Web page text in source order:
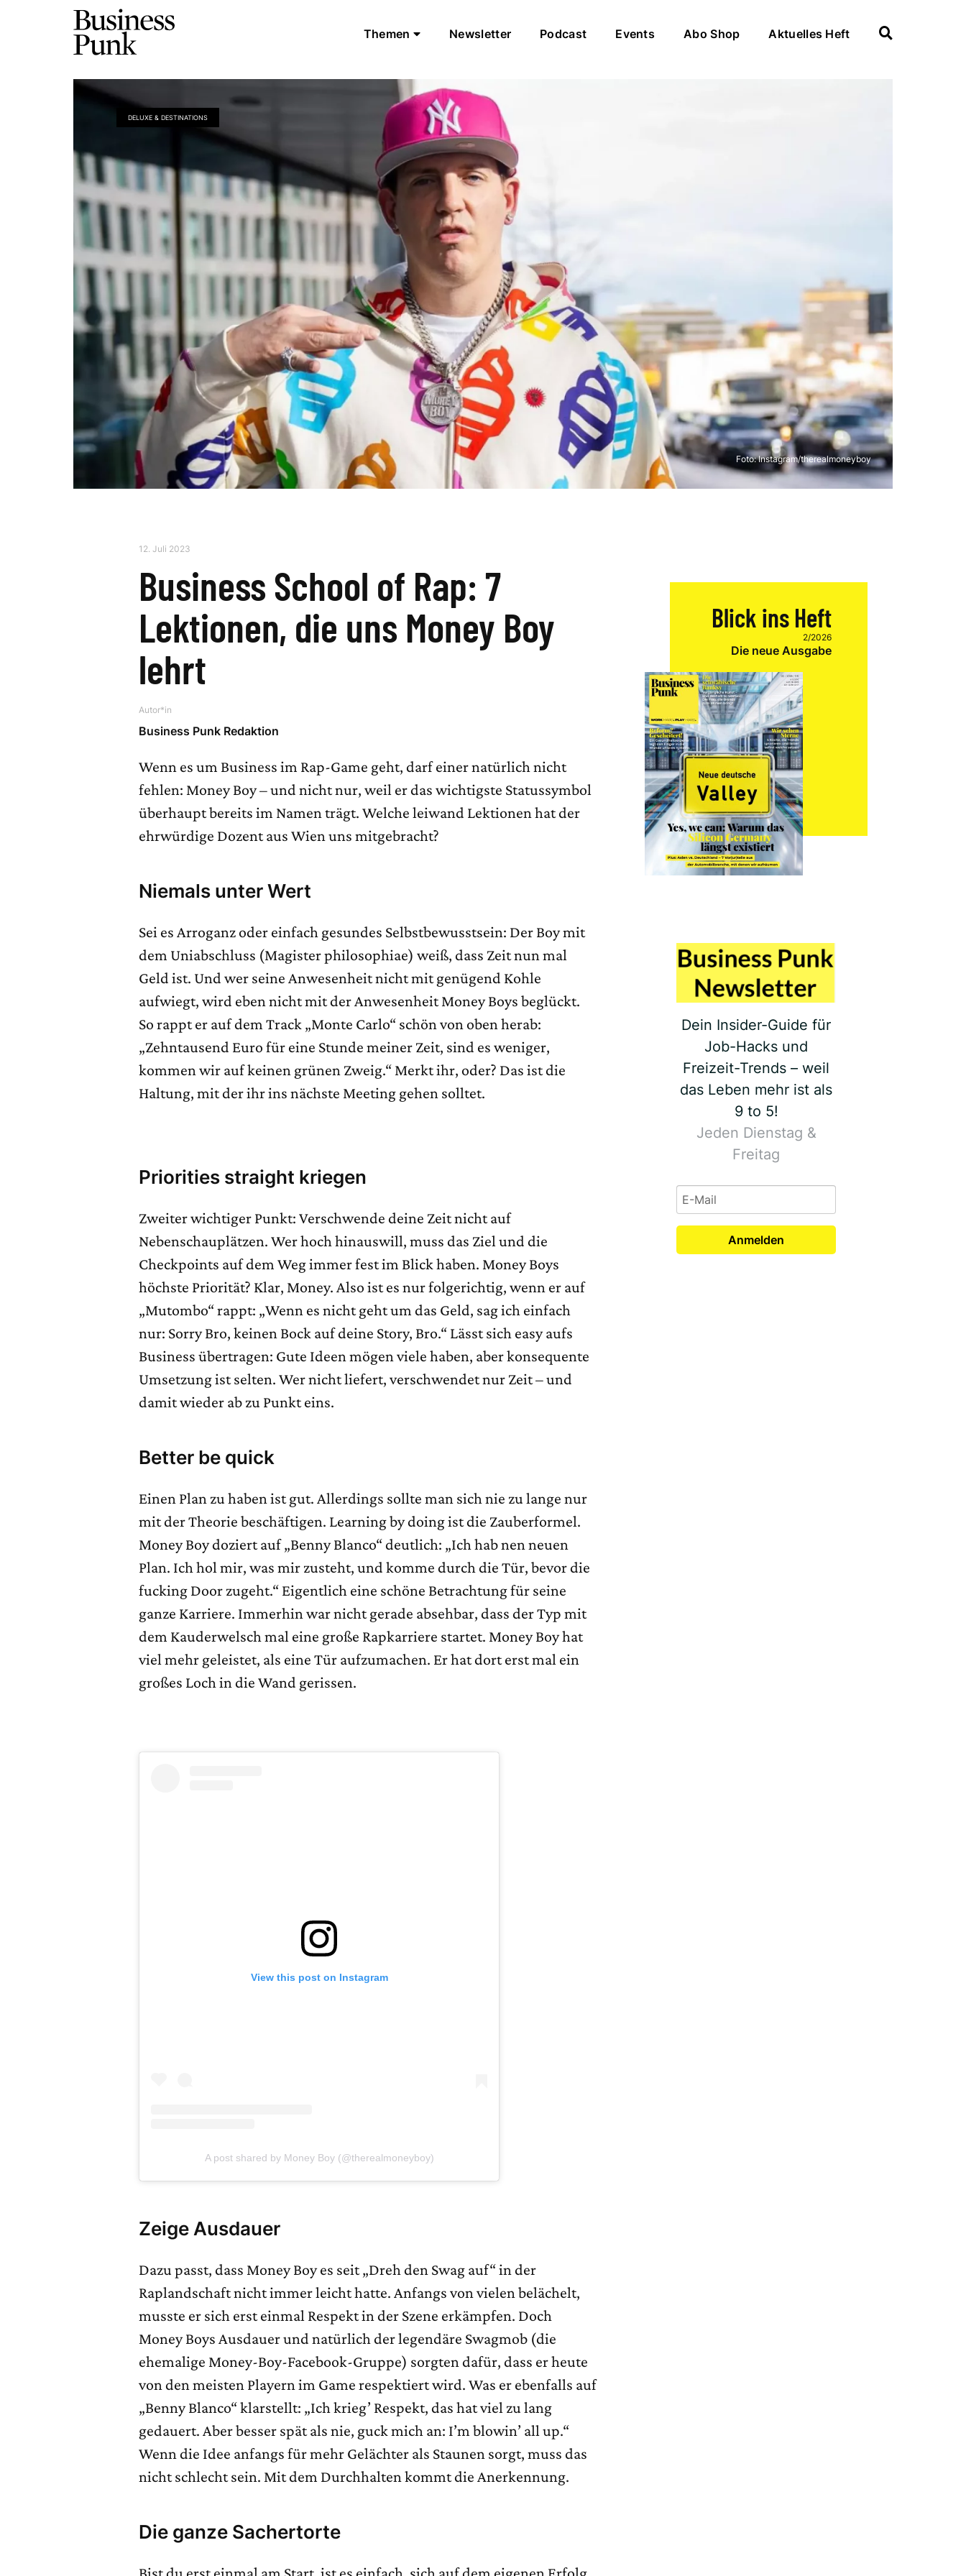
Themen Newsletter Podcast Events Abo Shop Aktuelles Heft
DELUXE & DESTINATIONS
Foto:Instagram/therealmoneyboy
12. Juli 2023
Business School of Rap: 7
Lektionen, die uns Money Boy
lehrt
Autor*in
Business Punk Redaktion
Wenn es um Business im Rap-Game geht, darf einer natürlich nicht
fehlen: Money Boy – und nicht nur, weil er das wichtigste Statussymbol
überhaupt bereits im Namen trägt. Welche leiwand Lektionen hat der
ehrwürdige Dozent aus Wien uns mitgebracht?
Niemals unter Wert
Sei es Arroganz oder einfach gesundes Selbstbewusstsein: Der Boy mit
dem Uniabschluss (Magister philosophiae) weiß, dass Zeit nun mal
Geld ist. Und wer seine Anwesenheit nicht mit genügend Kohle
aufwiegt, wird eben nicht mit der Anwesenheit Money Boys beglückt.
So rappt er auf dem Track „Monte Carlo“ schön von oben herab:
„Zehntausend Euro für eine Stunde meiner Zeit, sind es weniger,
kommen wir auf keinen grünen Zweig.“ Merkt ihr, oder? Das ist die
Haltung, mit der ihr ins nächste Meeting gehen solltet.
Priorities straight kriegen
Zweiter wichtiger Punkt: Verschwende deine Zeit nicht auf
Nebenschauplätzen. Wer hoch hinauswill, muss das Ziel und die
Checkpoints auf dem Weg immer fest im Blick haben. Money Boys
höchste Priorität? Klar, Money. Also ist es nur folgerichtig, wenn er auf
„Mutombo“ rappt: „Wenn es nicht geht um das Geld, sag ich einfach
nur: Sorry Bro, keinen Bock auf deine Story, Bro.“ Lässt sich easy aufs
Business übertragen: Gute Ideen mögen viele haben, aber konsequente
Umsetzung ist selten. Wer nicht liefert, verschwendet nur Zeit – und
damit wieder ab zu Punkt eins.
Better be quick
Einen Plan zu haben ist gut. Allerdings sollte man sich nie zu lange nur
mit der Theorie beschäftigen. Learning by doing ist die Zauberformel.
Money Boy doziert auf „Benny Blanco“ deutlich: „Ich hab nen neuen
Plan. Ich hol mir, was mir zusteht, und komme durch die Tür, bevor die
fucking Door zugeht.“ Eigentlich eine schöne Betrachtung für seine
ganze Karriere. Immerhin war nicht gerade absehbar, dass der Typ mit
dem Kauderwelsch mal eine große Rapkarriere startet. Money Boy hat
viel mehr geleistet, als eine Tür aufzumachen. Er hat dort erst mal ein
großes Loch in die Wand gerissen.
View this post on Instagram
A post shared by Money Boy (@therealmoneyboy)
Zeige Ausdauer
Dazu passt, dass Money Boy es seit „Dreh den Swag auf“ in der
Raplandschaft nicht immer leicht hatte. Anfangs von vielen belächelt,
musste er sich erst einmal Respekt in der Szene erkämpfen. Doch
Money Boys Ausdauer und natürlich der legendäre Swagmob (die
ehemalige Money-Boy-Facebook-Gruppe) sorgten dafür, dass er heute
von den meisten Playern im Game respektiert wird. Was er ebenfalls auf
„Benny Blanco“ klarstellt: „Ich krieg’ Respekt, das hat viel zu lang
gedauert. Aber besser spät als nie, guck mich an: I’m blowin’ all up.“
Wenn die Idee anfangs für mehr Gelächter als Staunen sorgt, muss das
nicht schlecht sein. Mit dem Durchhalten kommt die Anerkennung.
Die ganze Sachertorte
Blick ins Heft
2/2026
Die neue Ausgabe
Dein Insider-Guide für
Job-Hacks und
Freizeit-Trends – weil
das Leben mehr ist als
9 to 5!
Jeden Dienstag &
Freitag
Anmelden